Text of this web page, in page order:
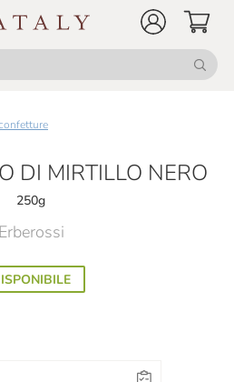
confetture
DI MIRTILLO NERO
250g
Erberossi